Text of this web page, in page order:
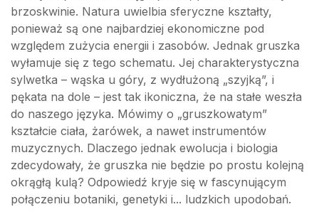
brzoskwinie. Natura uwielbia sferyczne kształty,
ponieważ są one najbardziej ekonomiczne pod
względem zużycia energii i zasobów. Jednak gruszka
wyłamuje się z tego schematu. Jej charakterystyczna
sylwetka – wąska u góry, z wydłużoną „szyjką”, i
pękata na dole – jest tak ikoniczna, że na stałe weszła
do naszego języka. Mówimy o „gruszkowatym”
kształcie ciała, żarówek, a nawet instrumentów
muzycznych. Dlaczego jednak ewolucja i biologia
zdecydowały, że gruszka nie będzie po prostu kolejną
okrągłą kulą? Odpowiedź kryje się w fascynującym
połączeniu botaniki, genetyki i... ludzkich upodobań.